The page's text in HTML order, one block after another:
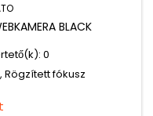
BLACK
0
Rögzített fókusz